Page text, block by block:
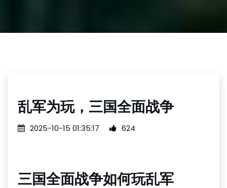
乱军为玩，三国全面战争
2025-10-15 01:35:17 624
三国全面战争如何玩乱军